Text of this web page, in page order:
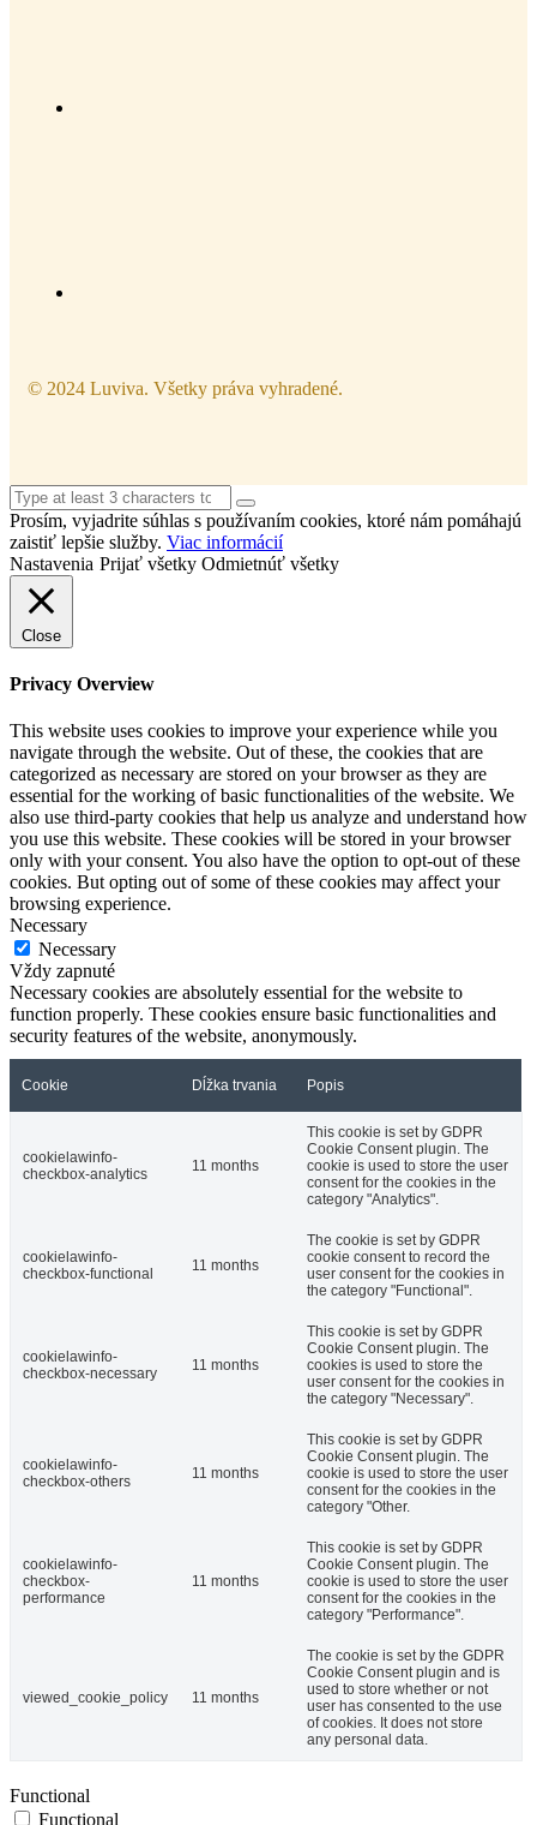
© 2024 Luviva. Všetky práva vyhradené.
Prosím, vyjadrite súhlas s používaním cookies, ktoré nám pomáhajú
zaistiť lepšie služby. Viac informácií
Nastavenia Prijať všetky Odmietnúť všetky
Close
Privacy Overview
This website uses cookies to improve your experience while you
navigate through the website. Out of these, the cookies that are
categorized as necessary are stored on your browser as they are
essential for the working of basic functionalities of the website. We
also use third-party cookies that help us analyze and understand how
you use this website. These cookies will be stored in your browser
only with your consent. You also have the option to opt-out of these
cookies. But opting out of some of these cookies may affect your
browsing experience.
Necessary
Necessary
Vždy zapnuté
Necessary cookies are absolutely essential for the website to
function properly. These cookies ensure basic functionalities and
security features of the website, anonymously.
Cookie Dĺžka trvania Popis
cookielawinfo-
checkbox-analytics
11 months
This cookie is set by GDPR
Cookie Consent plugin. The
cookie is used to store the user
consent for the cookies in the
category "Analytics".
cookielawinfo-
checkbox-functional
11 months
The cookie is set by GDPR
cookie consent to record the
user consent for the cookies in
the category "Functional".
cookielawinfo-
checkbox-necessary
11 months
This cookie is set by GDPR
Cookie Consent plugin. The
cookies is used to store the
user consent for the cookies in
the category "Necessary".
cookielawinfo-
checkbox-others
11 months
This cookie is set by GDPR
Cookie Consent plugin. The
cookie is used to store the user
consent for the cookies in the
category "Other.
cookielawinfo-
checkbox-
performance
11 months
This cookie is set by GDPR
Cookie Consent plugin. The
cookie is used to store the user
consent for the cookies in the
category "Performance".
viewed_cookie_policy 11 months
The cookie is set by the GDPR
Cookie Consent plugin and is
used to store whether or not
user has consented to the use
of cookies. It does not store
any personal data.
Functional
Functional